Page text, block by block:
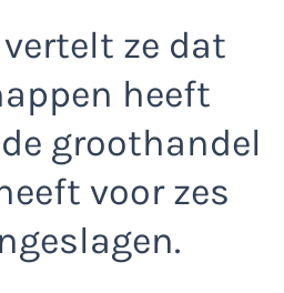
ze dat
heeft
groothandel
voor zes